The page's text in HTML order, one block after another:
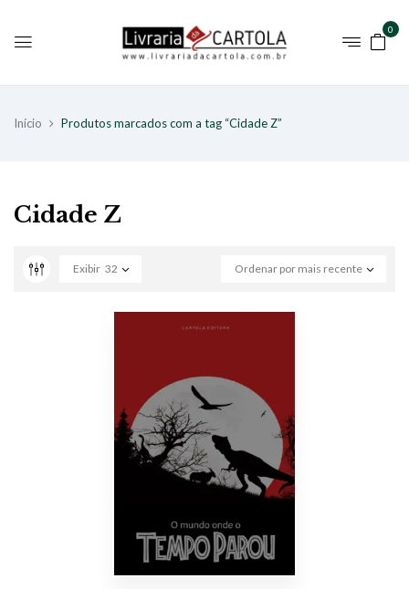
0
Início Produtos marcados com a tag “Cidade Z”
Cidade Z
Ordenar por mais recente
Exibir 32